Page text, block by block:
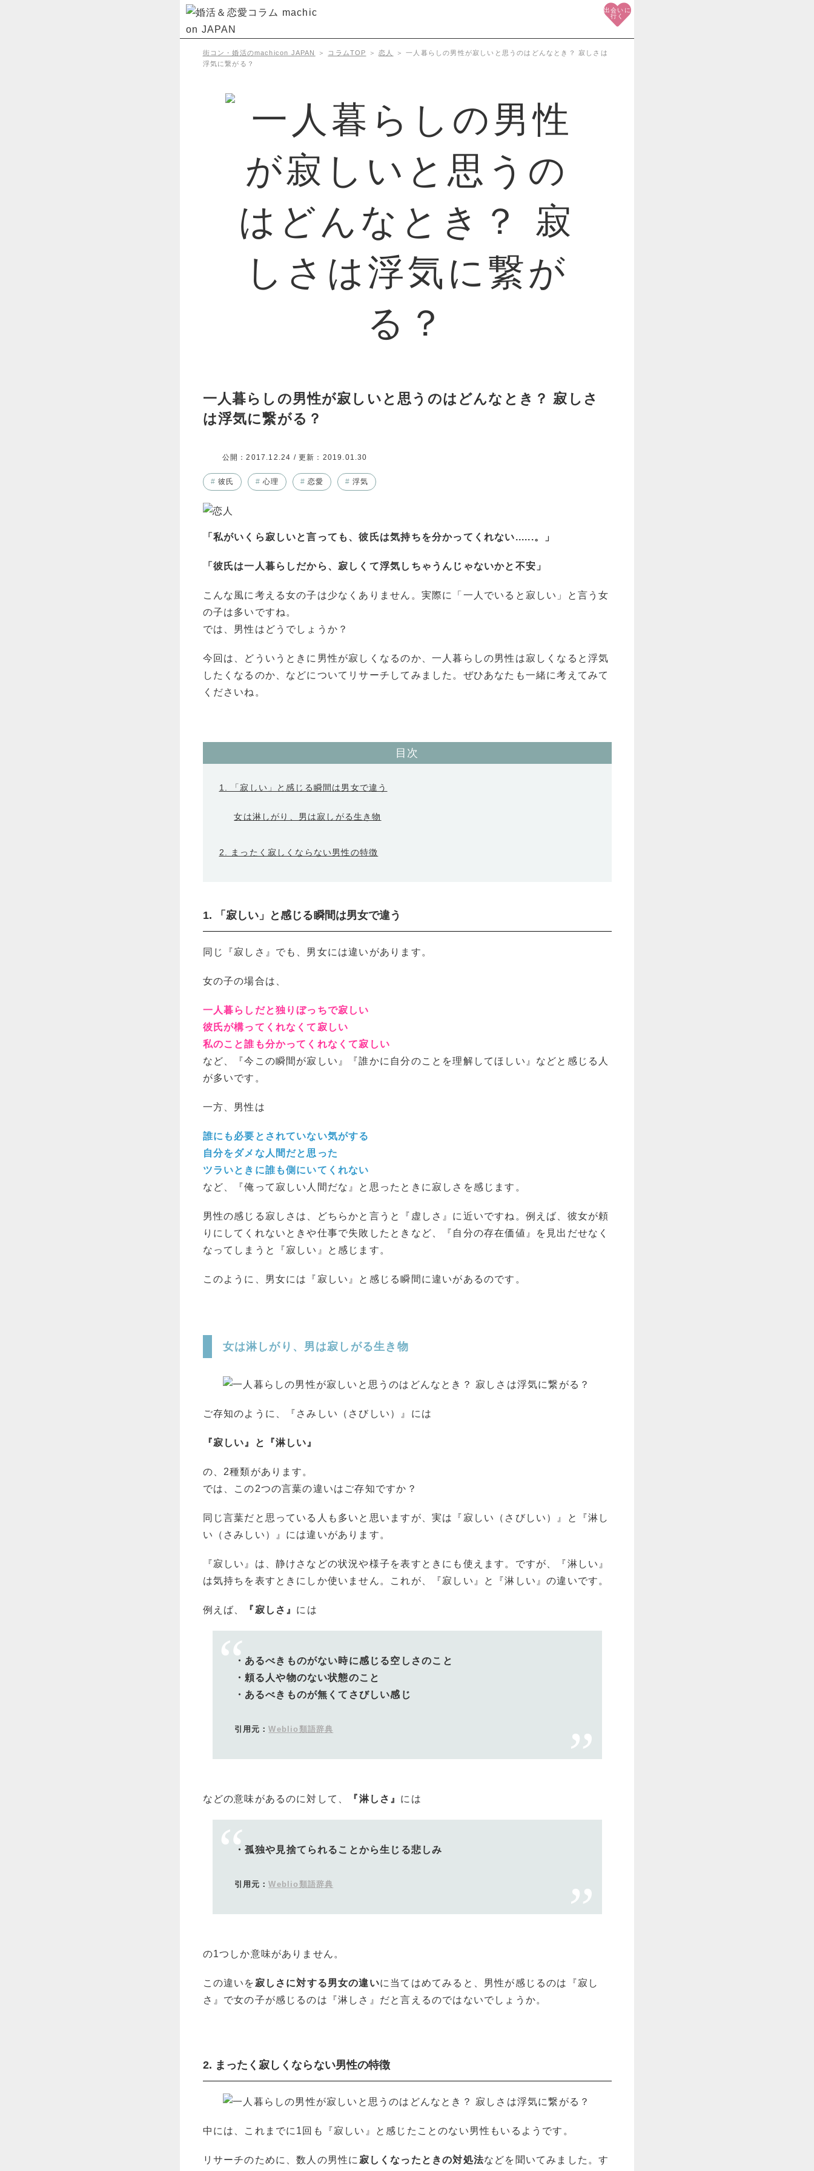
出会いに
行く
街コン・婚活のmachicon JAPAN ＞ コラムTOP ＞恋人 ＞一人暮らしの男性が寂しいと思うのはどんなとき？ 寂しさは
浮気に繋がる？
一人暮らしの男性が寂しいと思うのはどんなとき？ 寂しさ
は浮気に繋がる？
公開：2017.12.24 / 更新： 2019.01.30
# 彼氏 # 心理 # 恋愛 # 浮気
「私がいくら寂しいと言っても、彼氏は気持ちを分かってくれない......。」
「彼氏は一人暮らしだから、寂しくて浮気しちゃうんじゃないかと不安」
こんな風に考える女の子は少なくありません。実際に「一人でいると寂しい」と言う女
の子は多いですね。
では、男性はどうでしょうか？
今回は、どういうときに男性が寂しくなるのか、一人暮らしの男性は寂しくなると浮気
したくなるのか、などについてリサーチしてみました。ぜひあなたも一緒に考えてみて
くださいね。
目次
1. 「寂しい」と感じる瞬間は男女で違う
女は淋しがり、男は寂しがる生き物
2. まったく寂しくならない男性の特徴
1. 「寂しい」と感じる瞬間は男女で違う
同じ『寂しさ』でも、男女には違いがあります。
女の子の場合は、
一人暮らしだと独りぼっちで寂しい
彼氏が構ってくれなくて寂しい
私のこと誰も分かってくれなくて寂しい
など、『今この瞬間が寂しい』『誰かに自分のことを理解してほしい』などと感じる人
が多いです。
一方、 男性は
誰にも必要とされていない気がする
自分をダメな人間だと思った
ツラいときに誰も側にいてくれない
など、『俺って寂しい人間だな』と思ったときに寂しさを感じます。
男性の感じる寂しさは、どちらかと言うと『虚しさ』に近いですね。例えば、 彼女が頼
りにしてくれないときや仕事で失敗したときなど、『自分の存在価値』を見出だせなく
なってしまうと『寂しい』と感じます。
このように、男女には『寂しい』と感じる瞬間に違いがあるのです。
女は淋しがり、男は寂しがる生き物
ご存知のように、『さみしい（さびしい）』には
『寂しい』と『淋しい』
の、2種類があります。
では、この2つの言葉の違いはご存知ですか？
同じ言葉だと思っている人も多いと思いますが、実は『寂しい（さびしい）』と『淋し
い（さみしい）』には違いがあります。
『寂しい』は、静けさなどの状況や様子を表すときにも使えます。ですが、『淋しい』
は気持ちを表すときにしか使いません。これが、『寂しい』と『淋しい』の違いです。
例えば、 『寂しさ』 には
・あるべきものがない時に感じる空しさのこと
・頼る人や物のない状態のこと
・あるべきものが無くてさびしい感じ
引用元：Weblio類語辞典
などの意味があるのに対して、 『淋しさ』 には
・孤独や見捨てられることから生じる悲しみ
引用元：Weblio類語辞典
の1つしか意味がありません。
この違いを 寂しさに対する男女の違いに当てはめてみると、男性が感じるのは『寂し
さ』で女の子が感じるのは『淋しさ』だと言えるのではないでしょうか。
2. まったく寂しくならない男性の特徴
中には、これまでに1回も『寂しい』と感じたことのない男性もいるようです。
リサーチのために、数人の男性に 寂しくなったときの対処法などを聞いてみました。す